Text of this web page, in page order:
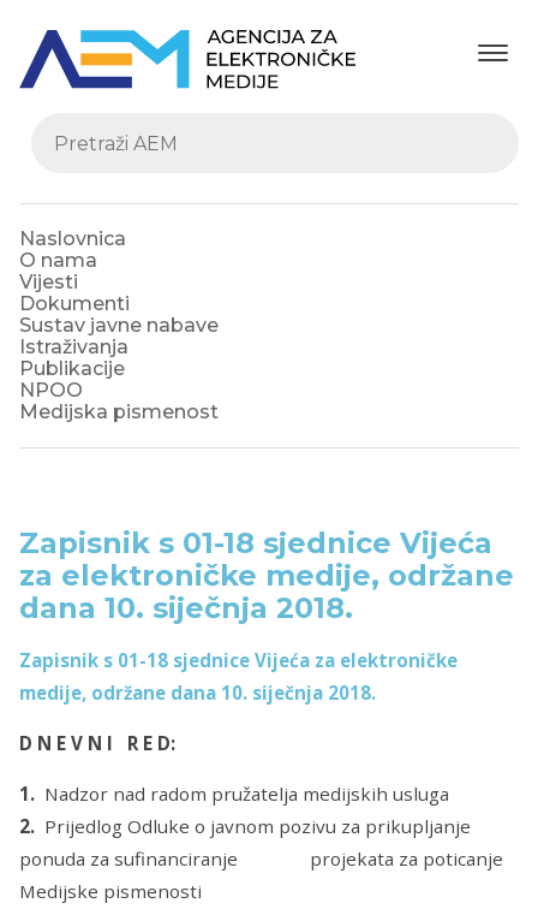
Naslovnica
O nama
Vijesti
Dokumenti
Sustav javne nabave
Istraživanja
Publikacije
NPOO
Medijska pismenost
Zapisnik s 01-18 sjednice Vijeća
za elektroničke medije, održane
dana 10. siječnja 2018.
Zapisnik s 01-18 sjednice Vijeća za elektroničke
medije, održane dana 10. siječnja 2018.
D N E V N I R E D:
1. Nadzor nad radom pružatelja medijskih usluga
2. Prijedlog Odluke o javnom pozivu za prikupljanje
ponuda za sufinanciranje projekata za poticanje
Medijske pismenosti